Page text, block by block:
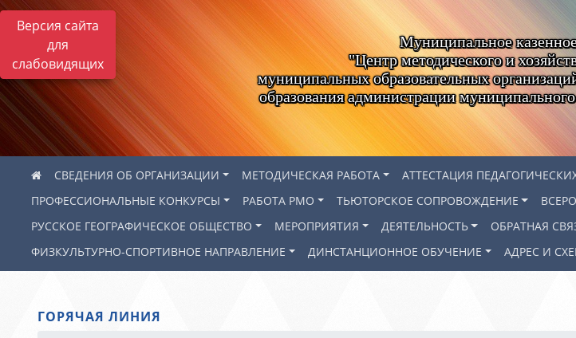
Версия сайта
для
слабовидящих
Муниципальное
"Центр методического и
муниципальных образовательных
образования администрации
СВЕДЕНИЯ ОБ ОРГАНИЗАЦИИ МЕТОДИЧЕСКАЯ РАБОТА АТТЕСТАЦИЯ
ПРОФЕССИОНАЛЬНЫЕ КОНКУРСЫ
РАБОТА РМО ТЬЮТОРСКОЕ СОПРОВОЖДЕНИЕ
РУССКОЕ ГЕОГРАФИЧЕСКОЕ ОБЩЕСТВО
МЕРОПРИЯТИЯ ДЕЯТЕЛЬНОСТЬ ОБРАТНАЯ
ФИЗКУЛЬТУРНО-СПОРТИВНОЕ НАПРАВЛЕНИЕ
ДИНСТАНЦИОННОЕ ОБУЧЕНИЕ АДРЕС И
ГОРЯЧАЯ ЛИНИЯ